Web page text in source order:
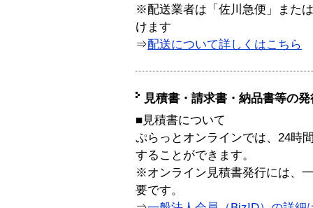
※配送業者は「佐川急便」また
けます
⇒配送について詳しくはこちら
見積書・請求書・納品書等の
■見積書について
ぷらっとオンラインでは、24時
することができます。
※オンライン見積書発行には、
要です。